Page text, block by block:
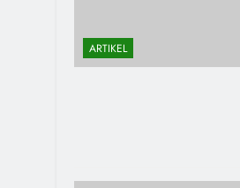
ARTIKEL